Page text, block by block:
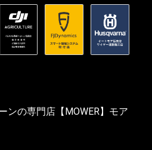
ンの専門店【MOWER】モア